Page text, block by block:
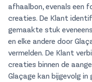
afhaalbon, evenals een
creaties. De Klant
gemaakte stuk
en elke andere door
vermelden. De Klant
creaties binnen de
Glaçage kan bijgevolg in